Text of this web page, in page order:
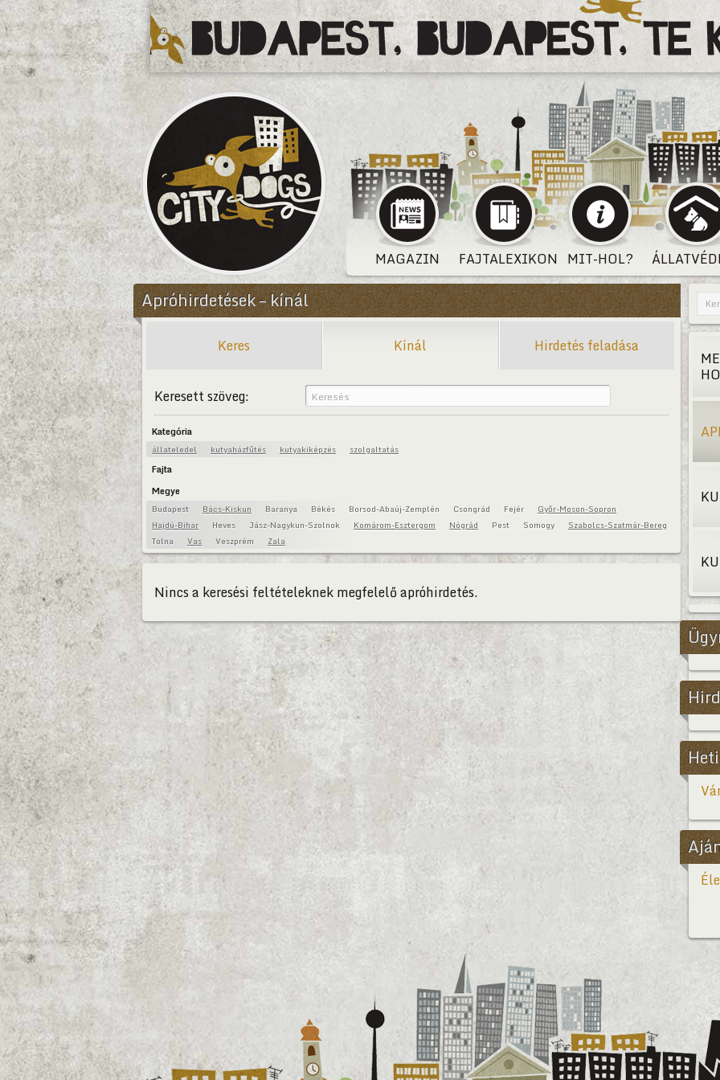
CityDogs
MAGAZIN FAJTALEXIKON MIT-HOL?
Apróhirdetések – kínál
Keres Kínál Hirdetés feladása
Keresett szöveg:
Kategória
állateledel kutyaházfűtés kutyakiképzés szolgaltatás
Fajta
Megye
Budapest Bács-Kiskun Baranya Békés Borsod-Abaúj-Zemplén Csongrád Fejér
Győr-Moson-Sopron
Hajdú-Bihar
Heves Jász-Nagykun-Szolnok Komárom-Esztergom Nógrád Pest Somogy
Szabolcs-Szatmár-Bereg
Tolna
Vas Veszprém Zala
Nincs a keresési feltételeknek megfelelő apróhirdetés.